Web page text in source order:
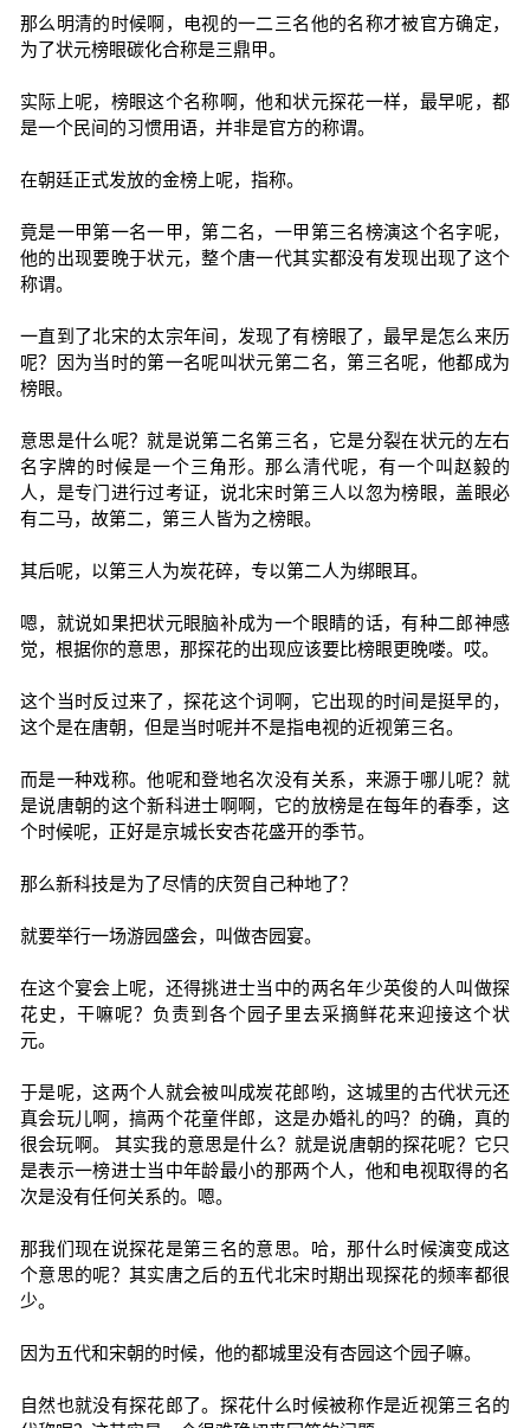
那么明清的时候啊，电视的一二三名他的名称才被官方确定，
为了状元榜眼碳化合称是三鼎甲。
实际上呢，榜眼这个名称啊，他和状元探花一样，最早呢，都
是一个民间的习惯用语，并非是官方的称谓。
在朝廷正式发放的金榜上呢，指称。
竟是一甲第一名一甲，第二名，一甲第三名榜演这个名字呢，
他的出现要晚于状元，整个唐一代其实都没有发现出现了这个
称谓。
一直到了北宋的太宗年间，发现了有榜眼了，最早是怎么来历
呢？因为当时的第一名呢叫状元第二名，第三名呢，他都成为
榜眼。
意思是什么呢？就是说第二名第三名，它是分裂在状元的左右
名字牌的时候是一个三角形。那么清代呢，有一个叫赵毅的
人，是专门进行过考证，说北宋时第三人以忽为榜眼，盖眼必
有二马，故第二，第三人皆为之榜眼。
其后呢，以第三人为炭花碎，专以第二人为绑眼耳。
嗯，就说如果把状元眼脑补成为一个眼睛的话，有种二郎神感
觉，根据你的意思，那探花的出现应该要比榜眼更晚喽。哎。
这个当时反过来了，探花这个词啊，它出现的时间是挺早的，
这个是在唐朝，但是当时呢并不是指电视的近视第三名。
而是一种戏称。他呢和登地名次没有关系，来源于哪儿呢？就
是说唐朝的这个新科进士啊啊，它的放榜是在每年的春季，这
个时候呢，正好是京城长安杏花盛开的季节。
那么新科技是为了尽情的庆贺自己种地了？
就要举行一场游园盛会，叫做杏园宴。
在这个宴会上呢，还得挑进士当中的两名年少英俊的人叫做探
花史，干嘛呢？负责到各个园子里去采摘鲜花来迎接这个状
元。
于是呢，这两个人就会被叫成炭花郎哟，这城里的古代状元还
真会玩儿啊，搞两个花童伴郎，这是办婚礼的吗？的确，真的
很会玩啊。 其实我的意思是什么？就是说唐朝的探花呢？它只
是表示一榜进士当中年龄最小的那两个人，他和电视取得的名
次是没有任何关系的。嗯。
那我们现在说探花是第三名的意思。哈，那什么时候演变成这
个意思的呢？其实唐之后的五代北宋时期出现探花的频率都很
少。
因为五代和宋朝的时候，他的都城里没有杏园这个园子嘛。
自然也就没有探花郎了。探花什么时候被称作是近视第三名的